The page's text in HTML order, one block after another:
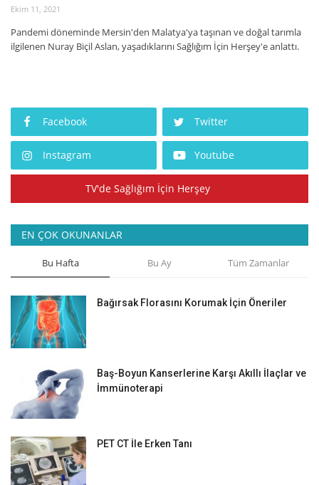
İyileşme / Zayıflama Öyküleri
Ekim 11, 2021
Pandemi döneminde Mersin'den Malatya'ya taşınan ve doğal tarımla
ilgilenen Nuray Biçil Aslan, yaşadıklarını Sağlığım İçin Herşey'e anlattı.
Facebook Twitter
Instagram Youtube
TV'de Sağlığım İçin Herşey
EN ÇOK OKUNANLAR
Bu Hafta Bu Ay Tüm Zamanlar
Bağırsak Florasını Korumak İçin Öneriler
Baş-Boyun Kanserlerine Karşı Akıllı İlaçlar ve
İmmünoterapi
PET CT İle Erken Tanı